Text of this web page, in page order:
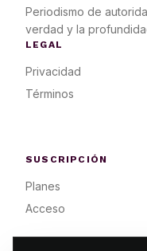
Periodismo de
verdad y la
LEGAL
Privacidad
Términos
SUSCRIPCIÓN
Planes
Acceso